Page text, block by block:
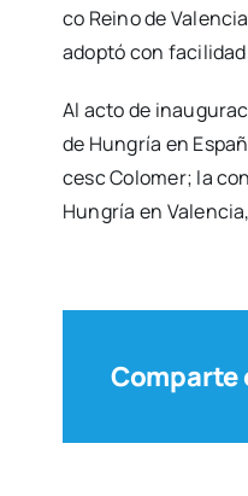
co Rei­no de
adop­tó con
Al acto de
de Hun­gría en
cesc Colo­mer; la
Hun­gría en